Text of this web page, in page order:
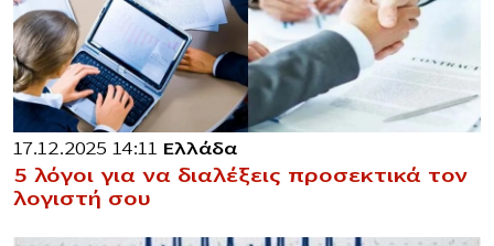
17.12.2025 14:11 Ελλάδα
5 λόγοι για να διαλέξεις προσεκτικά τον
λογιστή σου